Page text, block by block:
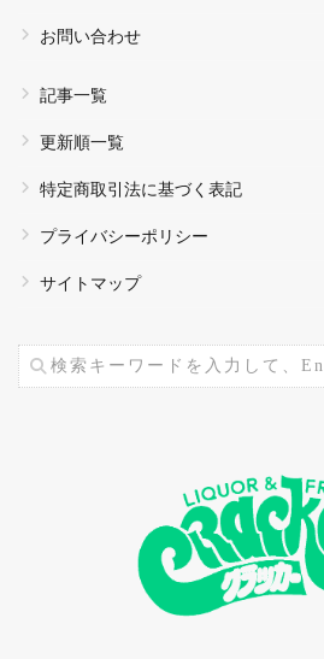
お問い合わせ
記事一覧
更新順一覧
特定商取引法に基づく表記
プライバシーポリシー
サイトマップ